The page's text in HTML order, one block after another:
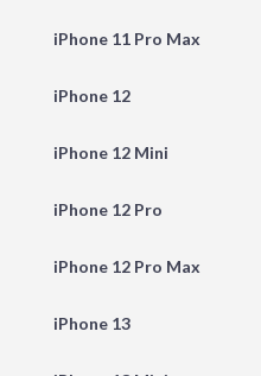
iPhone 11 Pro Max
iPhone 12
iPhone 12 Mini
iPhone 12 Pro
iPhone 12 Pro Max
iPhone 13